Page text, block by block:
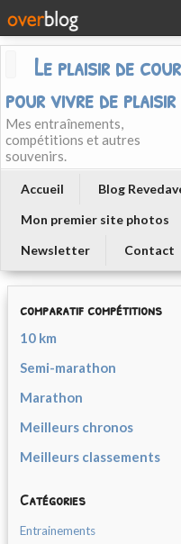
Le plaisir de
pour vivre de plaisir
Mes entraînements,
compétitions et autres
souvenirs.
Accueil
Blog
Mon premier site photos
Newsletter
Contact
comparatif compétitions
10 km
Semi-marathon
Marathon
Meilleurs chronos
Meilleurs classements
Catégories
Entrainements